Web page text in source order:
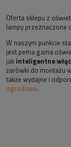
Oferta sklepu z
lampy przeznaczone
W naszym punkcie
jest pełna gama
jak inteligentne
żarówki do montażu
także wydajne i
ogrodowe.